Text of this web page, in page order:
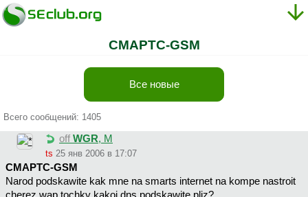
СМАРТС-GSM
Все новые
Всего сообщений: 1405
off WGR, М
ts 25 янв 2006 в 17:07
СМАРТС-GSM
Narod podskawite kak mne na smarts internet na kompe nastroit